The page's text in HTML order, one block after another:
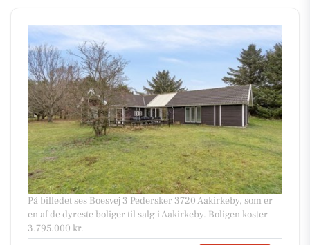
På billedet ses Boesvej 3 Pedersker 3720 Aakirkeby, som er
en af de dyreste boliger til salg i Aakirkeby. Boligen koster
3.795.000 kr.